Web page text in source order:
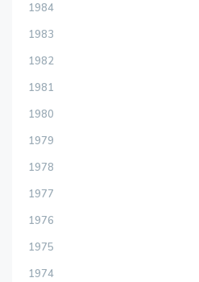
1984
1983
1982
1981
1980
1979
1978
1977
1976
1975
1974